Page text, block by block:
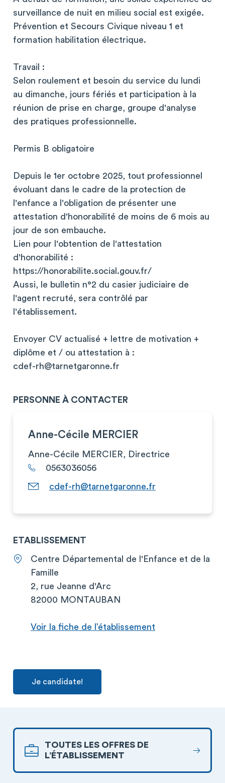
surveillance de nuit en milieu social est exigée.
Prévention et Secours Civique niveau 1 et
formation habilitation électrique.
Travail :
Selon roulement et besoin du service du lundi
au dimanche, jours fériés et participation à la
réunion de prise en charge, groupe d'analyse
des pratiques professionnelle.
Permis B obligatoire
Depuis le 1er octobre 2025, tout professionnel
évoluant dans le cadre de la protection de
l'enfance a l'obligation de présenter une
attestation d'honorabilité de moins de 6 mois au
jour de son embauche.
Lien pour l'obtention de l'attestation
d'honorabilité :
https://honorabilite.social.gouv.fr/
Aussi, le bulletin n°2 du casier judiciaire de
l'agent recruté, sera contrôlé par
l'établissement.
Envoyer CV actualisé + lettre de motivation +
diplôme et / ou attestation à :
cdef-rh@tarnetgaronne.fr
PERSONNE À CONTACTER
Anne-Cécile MERCIER
Anne-Cécile MERCIER, Directrice
0563036056
cdef-rh@tarnetgaronne.fr
ETABLISSEMENT
Centre Départemental de l'Enfance et de la
Famille
2, rue Jeanne d'Arc
82000 MONTAUBAN
Voir la fiche de l’établissement
Je candidate!
TOUTES LES OFFRES DE
L’ÉTABLISSEMENT